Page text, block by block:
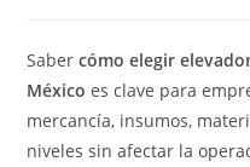
entrada:
Sabercómo elegir
México es clave para
mercancía, insumos,
niveles sin afectar la